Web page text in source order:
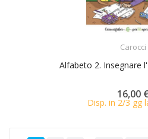
Carocci
Alfabeto 2. Insegnare
16,00 €
Disp. in 2/3 gg